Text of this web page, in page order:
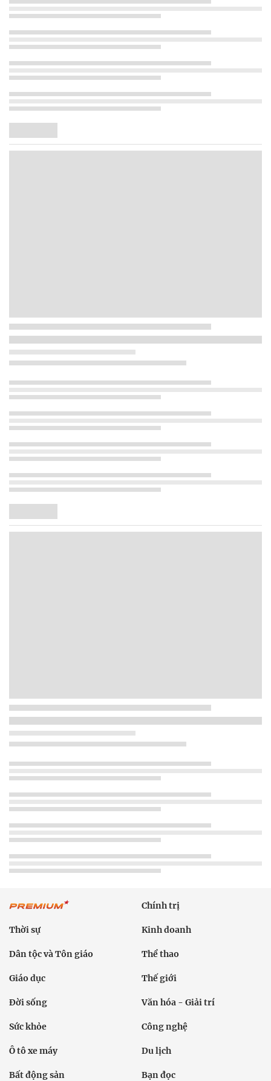
Chính trị
Thời sự Kinh doanh
Dân tộc và Tôn giáo Thể thao
Giáo dục Thế giới
Đời sống Văn hóa - Giải trí
Sức khỏe Công nghệ
Ô tô xe máy Du lịch
Bất động sản Bạn đọc